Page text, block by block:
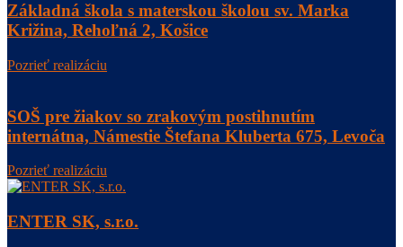
Základná škola s materskou školou sv. Marka
Križina, Rehoľná 2, Košice
Pozrieť realizáciu
SOŠ pre žiakov so zrakovým postihnutím
internátna, Námestie Štefana Kluberta 675, Levoča
Pozrieť realizáciu
ENTER SK, s.r.o.